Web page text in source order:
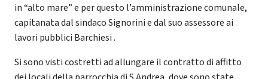
in “alto mare” e per questo l’amministrazione comunale,
capitanata dal sindaco Signorini e dal suo assessore ai
lavori pubblici Barchiesi .
Si sono visti costretti ad allungare il contratto di affitto